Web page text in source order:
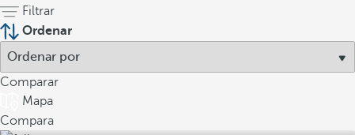
Filtrar
Ordenar
Comparar
Mapa
Compara